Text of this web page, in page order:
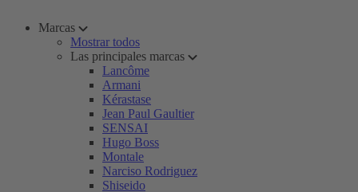
Marcas
Mostrar todos
Las principales marcas
Lancôme
Armani
Kérastase
Jean Paul Gaultier
SENSAI
Hugo Boss
Montale
Narciso Rodriguez
Shiseido